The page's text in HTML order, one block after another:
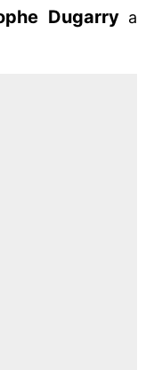
Dugarrya